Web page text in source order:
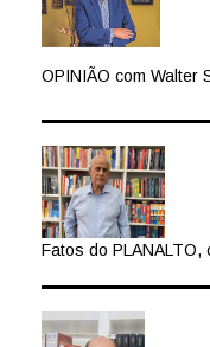
OPINIÃO com Walter
Fatos do PLANALTO,